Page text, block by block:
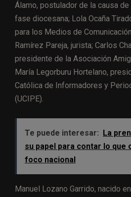
Álamo, postulador de la causa
fase diocesana; Lola Ocaña
para los Medios de
Ramírez Pareja, jurista; Carlos
presidente de la Asociación
María Legorburu Hortelano,
Católica de Informadores y
(UCIPE).
Te puede interesar:
La
su papel para contar lo que
foco nacional
Manuel Lozano Garrido, nacido